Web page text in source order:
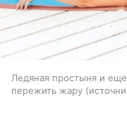
Ледяная простыня и
пережить жару